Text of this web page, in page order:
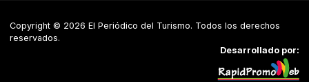
Copyright © 2026 El Periódico del Turismo. Todos los derechos
reservados.
Desarrollado por: